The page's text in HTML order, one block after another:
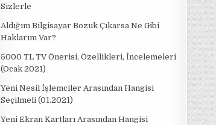
Sizlerle
Aldığım Bilgisayar Bozuk Çıkarsa Ne Gibi
Haklarım Var?
5000 TL TV Önerisi, Özellikleri, İncelemeleri
(Ocak 2021)
Yeni Nesil İşlemciler Arasından Hangisi
Seçilmeli (01.2021)
Yeni Ekran Kartları Arasından Hangisi